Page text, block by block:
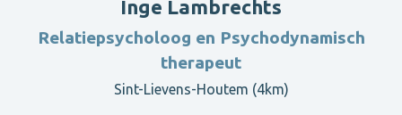
Inge Lambrechts
Relatiepsycholoog en Psychodynamisch
therapeut
Sint-Lievens-Houtem (4km)